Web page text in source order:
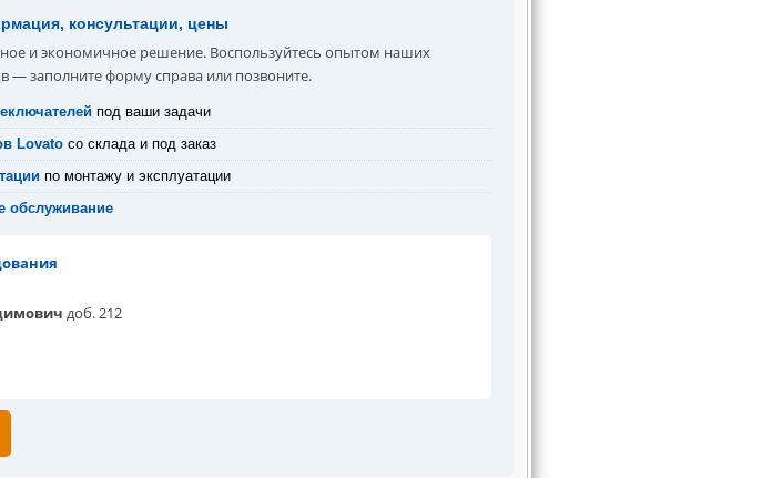
консультации, цены
и экономичное решение. Воспользуйтесь опытом наших
— заполните форму справа или позвоните.
под ваши задачи
Lovatoсо склада и под заказ
по монтажу и эксплуатации
обслуживание
доб. 212